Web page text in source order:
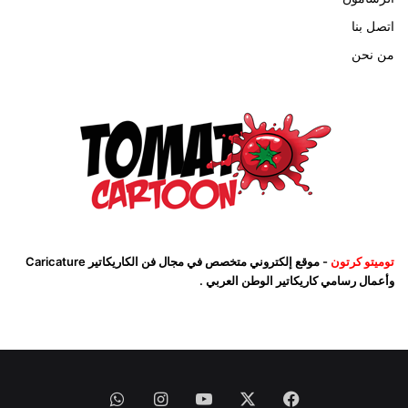
اتصل بنا
من نحن
توميتو كرتون
- موقع إلكتروني متخصص في مجال فن الكاريكاتير Caricature
وأعمال رسامي كاريكاتير الوطن العربي .
فيسبوك ‫YouTubeانستقرامواتساب